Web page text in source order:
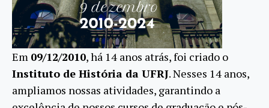
Em 09/12/2010, há 14 anos atrás, foi criado o
Instituto de História da UFRJ. Nesses 14 anos,
ampliamos nossas atividades, garantindo a